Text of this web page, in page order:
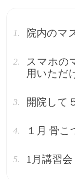
院内のマ
スマホの
用いただ
開院して
１月 骨
1月講習